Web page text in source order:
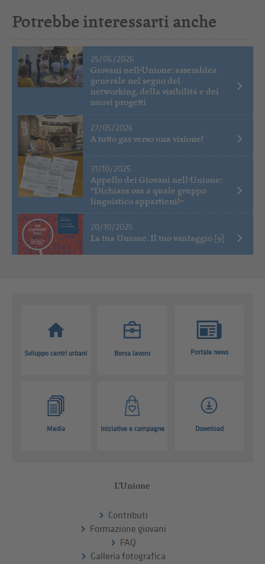
Potrebbe interessarti anche
25/06/2026
Giovani nell’Unione: assemblea
generale nel segno del
networking, della visibilità e dei
nuovi progetti
27/05/2026
A tutto gas verso una visione!
31/10/2025
Appello dei Giovani nell’Unione:
“Dichiara ora a quale gruppo
linguistico appartieni!”
20/10/2025
La tua Unione. Il tuo vantaggio [9]
Sviluppo centri urbani Borsa lavoro Portale news
Media Iniziative e campagne Download
L'Unione
Contributi
Formazione giovani
FAQ
Galleria fotografica